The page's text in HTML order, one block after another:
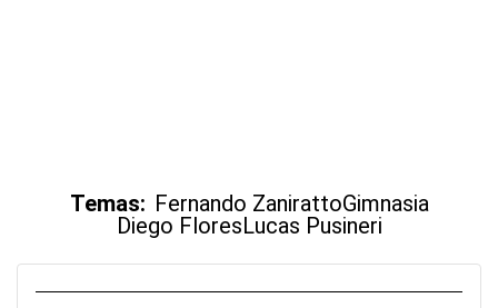
Temas: Fernando ZanirattoGimnasia
Diego FloresLucas Pusineri